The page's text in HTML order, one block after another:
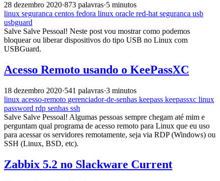
28 dezembro 2020·873 palavras·5 minutos
linux seguranca centos fedora linux oracle red-hat seguranca usb
usbguard
Salve Salve Pessoal! Neste post vou mostrar como podemos
bloquear ou liberar dispositivos do tipo USB no Linux com
USBGuard.
Acesso Remoto usando o KeePassXC
18 dezembro 2020·541 palavras·3 minutos
linux acesso-remoto gerenciador-de-senhas keepass keepassxc linux
password rdp senhas ssh
Salve Salve Pessoal! Algumas pessoas sempre chegam até mim e
perguntam qual programa de acesso remoto para Linux que eu uso
para acessar os servidores remotamente, seja via RDP (Windows) ou
SSH (Linux, BSD, etc).
Zabbix 5.2 no Slackware Current